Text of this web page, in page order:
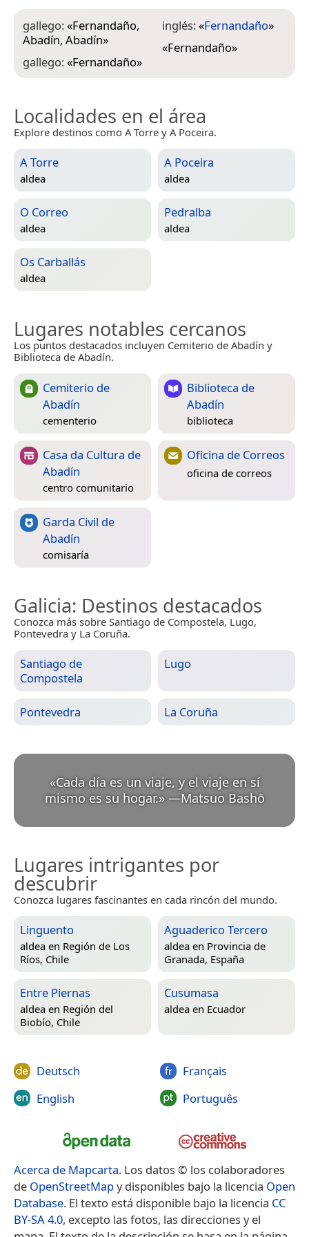
gallego:«Fernandaño,
Abadín, Abadín»
gallego:«Fernandaño»
inglés:«Fernandaño»
«Fernandaño»
Localidades en el área
Explore destinos como A Torre y A Poceira.
A Torre
aldea
A Poceira
aldea
O Correo
aldea
Pedralba
aldea
Os Carballás
aldea
Lugares notables cercanos
Los puntos destacados incluyen Cemiterio de Abadín y
Biblioteca de Abadín.
Cemiterio de
Abadín
cementerio
Biblioteca de
Abadín
biblioteca
Casa da Cultura de
Abadín
centro comunitario
Oficina de Correos
oficina de correos
Garda Civil de
Abadín
comisaría
Galicia: Destinos destacados
Conozca más sobre Santiago de Compostela, Lugo,
Pontevedra y La Coruña.
Santiago de
Compostela
Lugo
Pontevedra La Coruña
«Cada día es un viaje, y el viaje en sí
mismo es su hogar.» —Matsuo Bashō
Lugares intrigantes por
descubrir
Conozca lugares fascinantes en cada rincón del mundo.
Linguento
aldea en Región de Los
Ríos, Chile
Aguaderico Tercero
aldea en Provincia de
Granada, España
Entre Piernas
aldea en Región del
Biobío, Chile
Cusumasa
aldea en Ecuador
Deutsch
English
Français
Português
Acerca de Mapcarta. Los datos © los colaboradores
de OpenStreetMapy disponibles bajo la licencia Open
Database. El texto está disponible bajo la licencia CC
BY-SA 4.0, excepto las fotos, las direcciones y el